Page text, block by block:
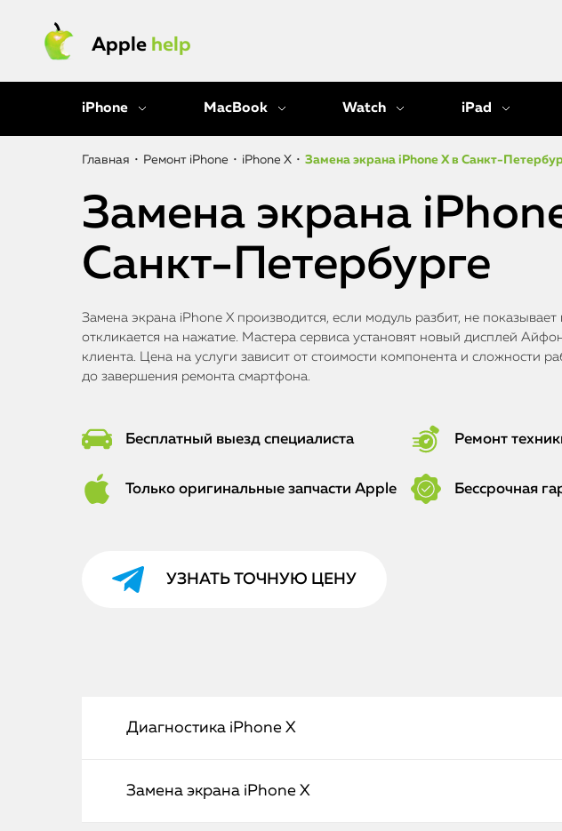
Apple help
iPhone MacBook Watch iPad
Главная • Ремонт iPhone • iPhone X • Замена экрана iPhone X в Санкт-
Замена экрана
Санкт-Петербурге
Замена экрана iPhone X производится, если модуль разбит, не
откликается на нажатие. Мастера сервиса установят новый дисплей
клиента. Цена на услуги зависит от стоимости компонента и сложности
до завершения ремонта смартфона.
Бесплатный выезд специалиста Ремонт
Только оригинальные запчасти Apple Бессрочная
УЗНАТЬ ТОЧНУЮ ЦЕНУ
Диагностика iPhone X
Замена экрана iPhone X